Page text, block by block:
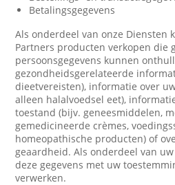
Betalingsgegevens
Als onderdeel van onze Diensten
Partners producten verkopen die
persoonsgegevens kunnen
gezondheidsgerelateerde
dieetvereisten), informatie over
alleen halalvoedsel eet),
toestand (bijv. geneesmiddelen,
gemedicineerde crèmes,
homeopathische producten) of
geaardheid. Als onderdeel van
deze gegevens met uw
verwerken.